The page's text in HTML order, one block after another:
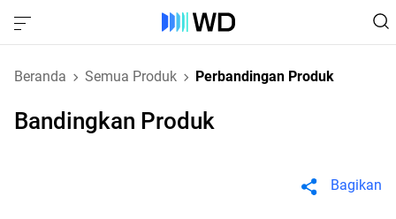
Beranda Semua Produk Perbandingan Produk
Bandingkan Produk
Bagikan